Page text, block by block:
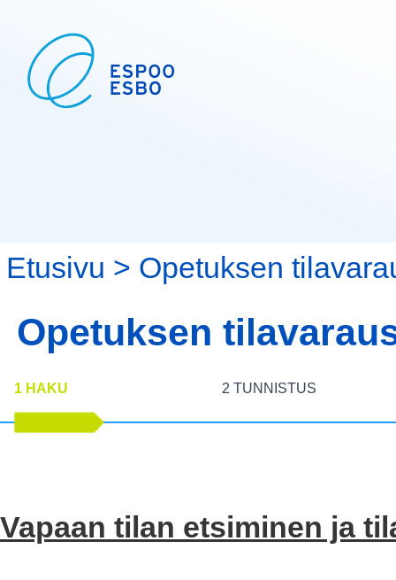
Etusivu > Opetuksen
Opetuksen
1 HAKU 2 TUNNISTUS
Vapaan tilan etsiminen ja